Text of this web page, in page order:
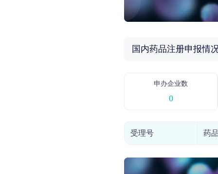
国内药品注册申报情
申办企业数
0
受理号 药